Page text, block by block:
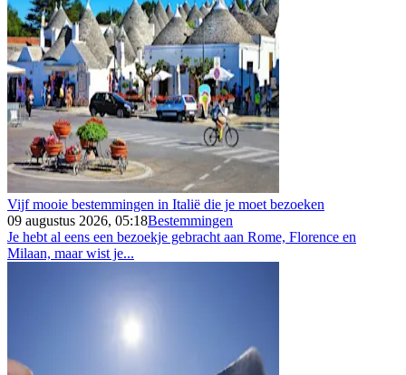
Vijf mooie bestemmingen in Italië die je moet bezoeken
09 augustus 2026, 05:18Bestemmingen
Je hebt al eens een bezoekje gebracht aan Rome, Florence en
Milaan, maar wist je...